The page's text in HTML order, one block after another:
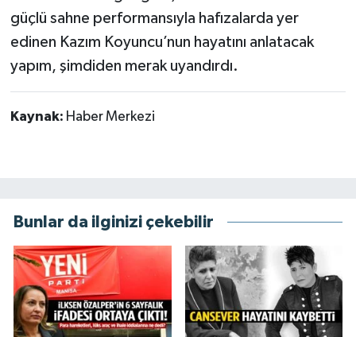
güçlü sahne performansıyla hafızalarda yer
edinen Kazım Koyuncu’nun hayatını anlatacak
yapım, şimdiden merak uyandırdı.
Kaynak: Haber Merkezi
Bunlar da ilginizi çekebilir